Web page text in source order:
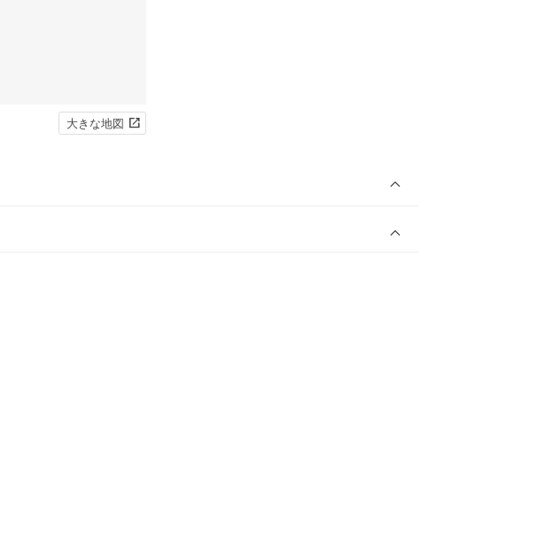
大きな地図